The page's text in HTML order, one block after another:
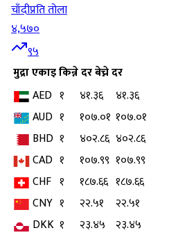
चाँदीप्रति तोला
४,५७०
९५
मुद्राएकाइकिन्ने दरबेच्ने दर
AED १ ४१.३६
४१.३६
AUD १ १०७.०१ १०७.०१
BHD १ ४०२.८६ ४०२.८६
CAD १ १०७.९९ १०७.९९
CHF १ १८७.६६ १८७.६६
CNY १ २२.५१
२२.५१
DKK १ २३.४५ २३.४५